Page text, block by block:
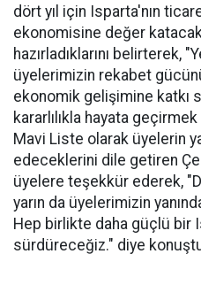
dört yıl için Isparta'nın
ekonomisine değer
hazırladıklarını belirterek,
üyelerimizin rekabet
ekonomik gelişimine katkı
kararlılıkla hayata
Mavi Liste olarak üyelerin
edeceklerini dile getiren
üyelere teşekkür ederek,
yarın da üyelerimizin
Hep birlikte daha güçlü bir
sürdüreceğiz." diye